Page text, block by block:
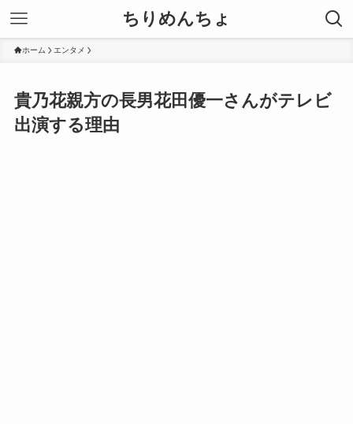
ちりめんちょ
ホーム エンタメ
貴乃花親方の長男花田優一さんがテレビ
出演する理由